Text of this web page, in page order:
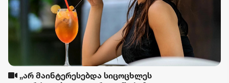
„არ მაინტერესებდა სიცოცხლეს